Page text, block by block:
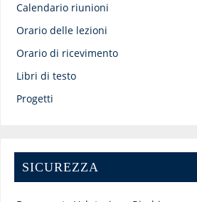
Calendario riunioni
Orario delle lezioni
Orario di ricevimento
Libri di testo
Progetti
SICUREZZA